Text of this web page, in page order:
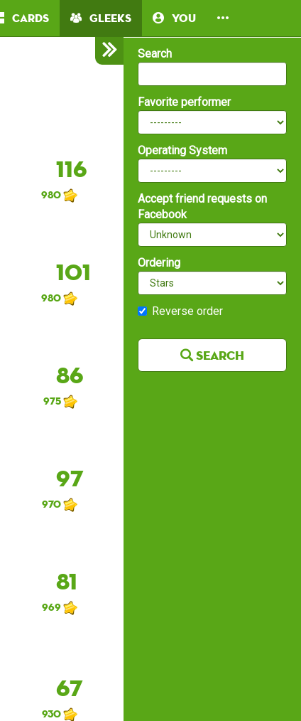
Cards Gleeks You
Search
Favorite performer
Operating System
Accept friend requests on
Facebook
Ordering
Reverse order
Search
116
980
101
980
86
975
97
970
81
969
67
930